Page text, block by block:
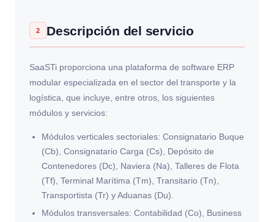
2 Descripción del servicio
SaaSTi proporciona una plataforma de software ERP
modular especializada en el sector del transporte y la
logística, que incluye, entre otros, los siguientes
módulos y servicios:
Módulos verticales sectoriales: Consignatario Buque
(Cb), Consignatario Carga (Cs), Depósito de
Contenedores (Dc), Naviera (Na), Talleres de Flota
(Tf), Terminal Marítima (Tm), Transitario (Tn),
Transportista (Tr) y Aduanas (Du).
Módulos transversales: Contabilidad (Co), Business